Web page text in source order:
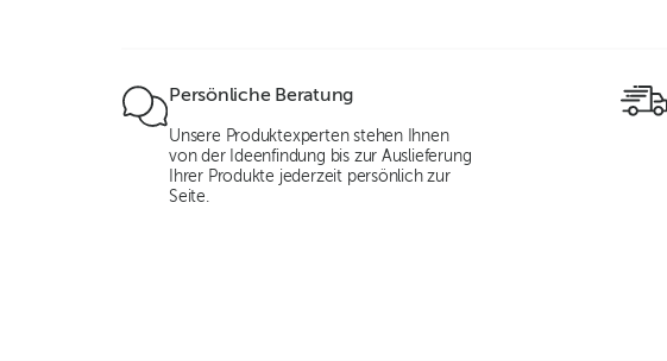
Persönliche Beratung
Unsere Produktexperten stehen Ihnen
von der Ideenfindung bis zur Auslieferung
Ihrer Produkte jederzeit persönlich zur
Seite.